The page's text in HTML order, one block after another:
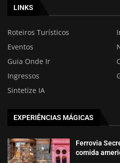
LINKS
Roteiros Turísticos
Eventos
Guia Onde Ir
Ingressos
Sintetize IA
EXPERIÊNCIAS MÁGICAS
Ferrovia
comida